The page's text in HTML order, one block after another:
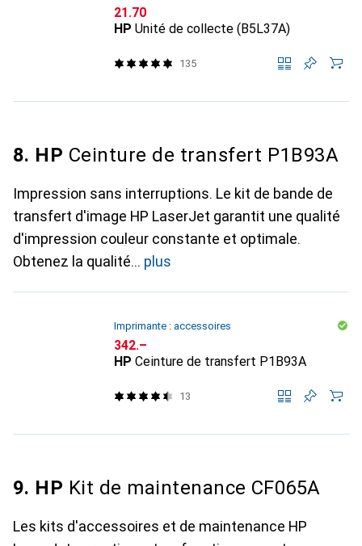
CHF
21.70
HP Unité de collecte (B5L37A)
135
8. HP Ceinture de transfert P1B93A
Impression sans interruptions. Le kit de bande de
transfert d'image HP LaserJet garantit une qualité
d'impression couleur constante et optimale.
Obtenez la qualité
plus
Imprimante : accessoires
CHF
342.–
HP Ceinture de transfert P1B93A
13
9. HP Kit de maintenance CF065A
Les kits d'accessoires et de maintenance HP